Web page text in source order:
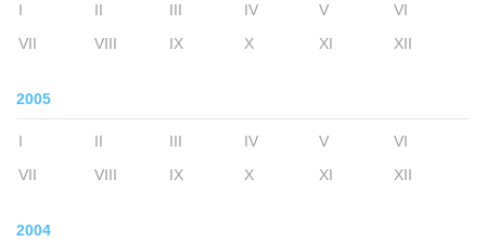
I II III IV V
VI
VII
VIII IX X XI XII
2005
I II III IV V
VI
VII
VIII IX X XI XII
2004